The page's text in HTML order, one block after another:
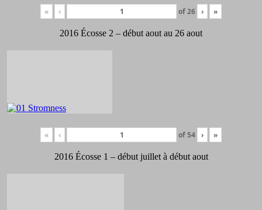
« ‹ of26 › »
2016 Écosse 2 – début aout au 26 aout
« ‹ of54 › »
2016 Écosse 1 – début juillet à début aout